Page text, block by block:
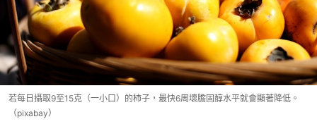
若每日攝取9至15克（一小口）的柿子，最快6周壞膽固醇水平就會顯著降低。
（pixabay）